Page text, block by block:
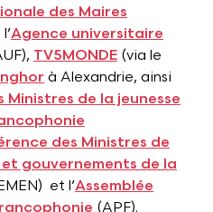
des Maires
Agence universitaire
TV5MONDE (via le
à Alexandrie, ainsi
Ministres de la jeunesse
des Ministres de
gouvernements de la
et l’Assemblée
(APF).